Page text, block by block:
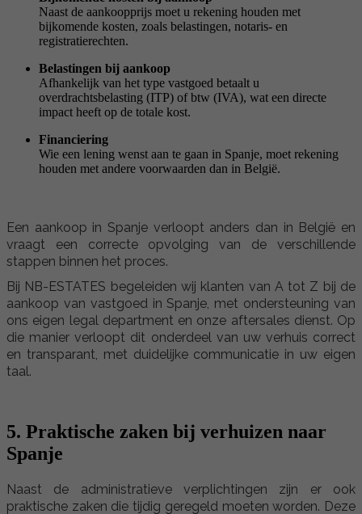
Naast de aankoopprijs moet u rekening houden met
bijkomende kosten, zoals belastingen, notaris- en
registratierechten.
Belastingen bij aankoop
Afhankelijk van het type vastgoed betaalt u
overdrachtsbelasting (ITP) of btw (IVA), wat een directe
impact heeft op de totale kost.
Financiering
Wie een lening wenst aan te gaan in Spanje, moet rekening
houden met andere voorwaarden dan in België.
Een aankoop in Spanje verloopt anders dan in België en
vraagt een correcte opvolging van de verschillende
stappen binnen het proces.
Bij NB-ESTATES begeleiden wij klanten van A tot Z bij de
aankoop van vastgoed in Spanje, met ondersteuning van
ons eigen legal department en onze aftersales dienst. Op
die manier verloopt dit onderdeel van uw verhuis correct
en transparant, met duidelijke communicatie in uw eigen
taal.
5. Praktische zaken bij verhuizen naar
Spanje
Naast de administratieve verplichtingen zijn er ook
praktische zaken die tijdig geregeld moeten worden. Deze